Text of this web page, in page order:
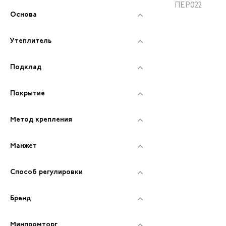
Основа
Утеплитель
Подклад
Покрытие
Метод крепления
Манжет
Способ регулировки
Бренд
Минпромторг
ПЕР022